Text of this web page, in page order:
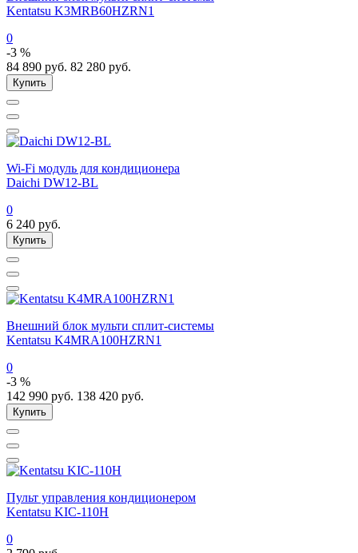
Kentatsu K3MRB60HZRN1
0
-3 %
84 890 руб. 82 280 руб.
Купить
Wi-Fi модуль для кондиционера
Daichi DW12-BL
0
6 240 руб.
Купить
Внешний блок мульти сплит-системы
Kentatsu K4MRA100HZRN1
0
-3 %
142 990 руб. 138 420 руб.
Купить
Пульт управления кондиционером
Kentatsu KIC-110H
0